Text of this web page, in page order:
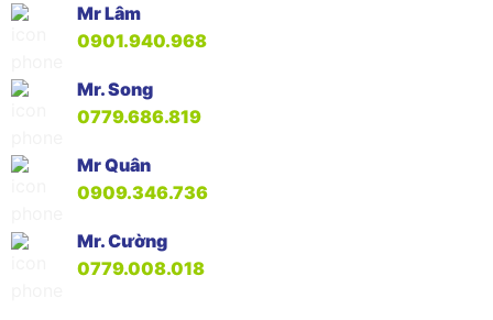
Mr Lâm
0901.940.968
Mr. Song
0779.686.819
Mr Quân
0909.346.736
Mr. Cường
0779.008.018